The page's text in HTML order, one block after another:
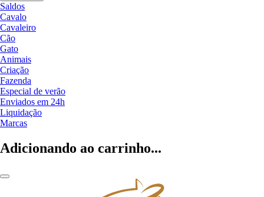
Saldos
Cavalo
Cavaleiro
Cão
Gato
Animais
Criação
Fazenda
Especial de verão
Enviados em 24h
Liquidação
Marcas
Adicionando ao carrinho...